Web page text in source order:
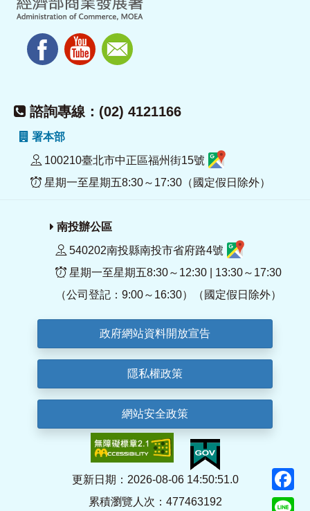
諮詢專線：(02) 4121166
署本部
100210臺北市中正區福州街15號
星期一至星期五8:30～17:30（國定假日除外）
南投辦公區
540202南投縣南投市省府路4號
星期一至星期五8:30～12:30 | 13:30～17:30
（公司登記：9:00～16:30）（國定假日除外）
政府網站資料開放宣告
隱私權政策
網站安全政策
更新日期：2026-08-06 14:50:51.0
累積瀏覽人次：477463192